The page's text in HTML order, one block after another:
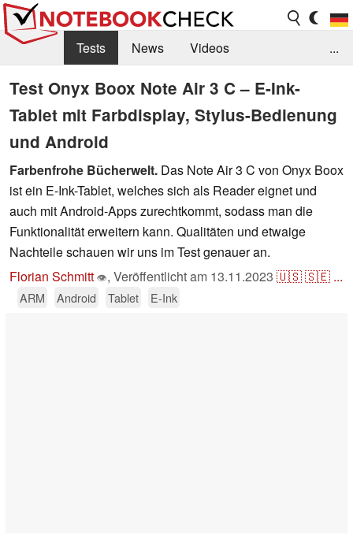
Tests News
Videos
Benchmarks & Tech
Externe Tests
Kaufberatung
Deals Suche
Jobs
Forum
...
Test Onyx Boox Note Air 3 C – E-Ink-
Tablet mit Farbdisplay, Stylus-Bedienung
und Android
Farbenfrohe Bücherwelt. Das Note Air 3 C von Onyx Boox
ist ein E-Ink-Tablet, welches sich als Reader eignet und
auch mit Android-Apps zurechtkommt, sodass man die
Funktionalität erweitern kann. Qualitäten und etwaige
Nachteile schauen wir uns im Test genauer an.
Florian Schmitt 👁, Veröffentlicht am 13.11.2023 🇺🇸🇸🇪 ...
ARM Android Tablet E-Ink